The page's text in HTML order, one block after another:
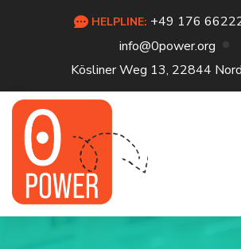
HELPLINE: +49 176
info@0power.org
Kösliner Weg 13, 22844